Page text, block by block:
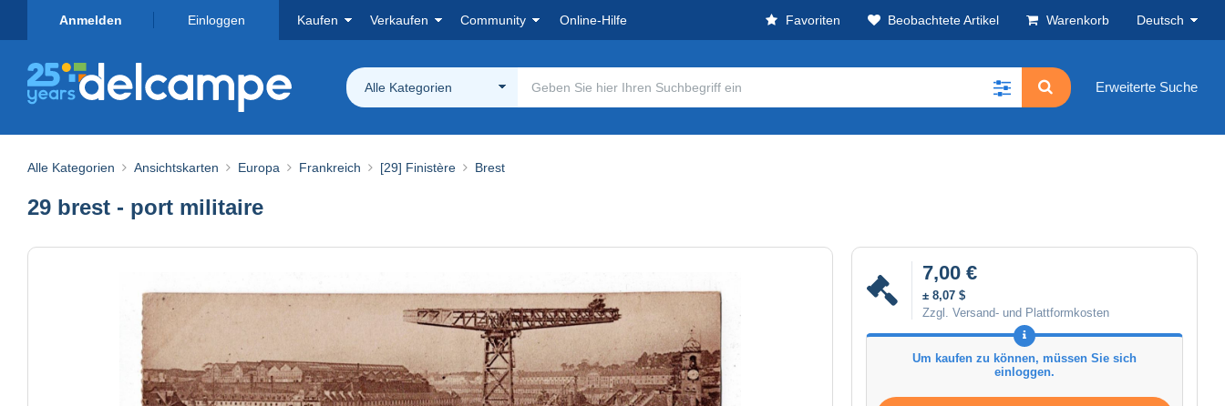
Anmelden Einloggen Kaufen Verkaufen Community Online-Hilfe Favoriten Beobachtete Artikel Warenkorb Deutsch
Alle Kategorien Erweiterte Suche
Alle Kategorien Ansichtskarten Europa Frankreich [29] Finistère Brest
29 brest - port militaire
7,00 €
± 8,07 $
Zzgl. Versand- und Plattformkosten
Um kaufen zu können, müssen Sie sich
einloggen.